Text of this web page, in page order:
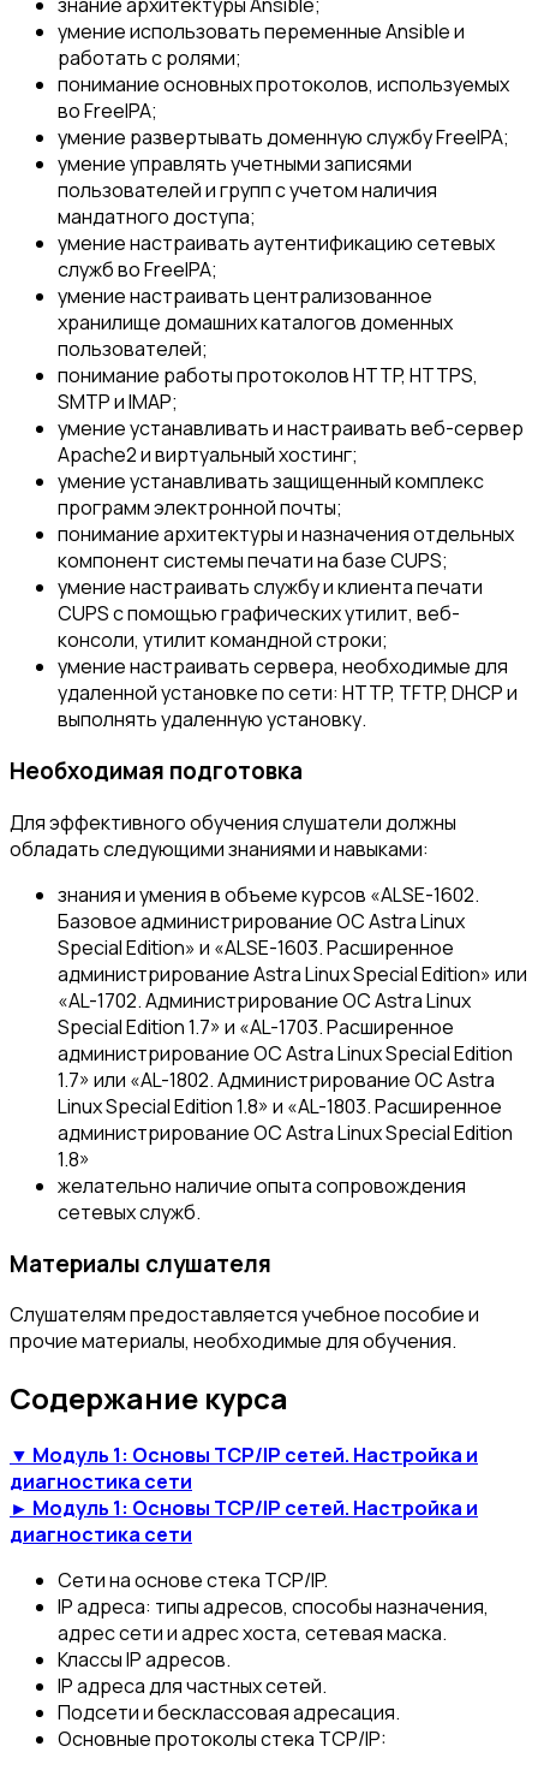
умение использовать переменные Ansible и
работать с ролями;
понимание основных протоколов, используемых
во FreeIPA;
умение развертывать доменную службу FreeIPA;
умение управлять учетными записями
пользователей и групп с учетом наличия
мандатного доступа;
умение настраивать аутентификацию сетевых
служб во FreeIPA;
умение настраивать централизованное
хранилище домашних каталогов доменных
пользователей;
понимание работы протоколов HTTP, HTTPS,
SMTP и IMAP;
умение устанавливать и настраивать веб-сервер
Apache2 и виртуальный хостинг;
умение устанавливать защищенный комплекс
программ электронной почты;
понимание архитектуры и назначения отдельных
компонент системы печати на базе CUPS;
умение настраивать службу и клиента печати
CUPS с помощью графических утилит, веб-
консоли, утилит командной строки;
умение настраивать сервера, необходимые для
удаленной установке по сети: HTTP, TFTP, DHCP и
выполнять удаленную установку.
Необходимая подготовка
Для эффективного обучения слушатели должны
обладать следующими знаниями и навыками:
знания и умения в объеме курсов «ALSE-1602.
Базовое администрирование ОС Astra Linux
Special Edition» и «ALSE-1603. Расширенное
администрирование Astra Linux Special Edition» или
«AL-1702. Администрирование ОС Astra Linux
Special Edition 1.7» и «AL-1703. Расширенное
администрирование OC Astra Linux Special Edition
1.7» или «AL-1802. Администрирование ОС Astra
Linux Special Edition 1.8» и «AL-1803. Расширенное
администрирование OC Astra Linux Special Edition
1.8»
желательно наличие опыта сопровождения
сетевых служб.
Материалы слушателя
Слушателям предоставляется учебное пособие и
прочие материалы, необходимые для обучения.
Содержание курса
▼ Модуль 1: Основы TCP/IP сетей. Настройка и
диагностика сети
► Модуль 1: Основы TCP/IP сетей. Настройка и
диагностика сети
Сети на основе стека TCP/IP.
IP адреса: типы адресов, способы назначения,
адрес сети и адрес хоста, сетевая маска.
Классы IP адресов.
IP адреса для частных сетей.
Подсети и бесклассовая адресация.
Основные протоколы стека TCP/IP: